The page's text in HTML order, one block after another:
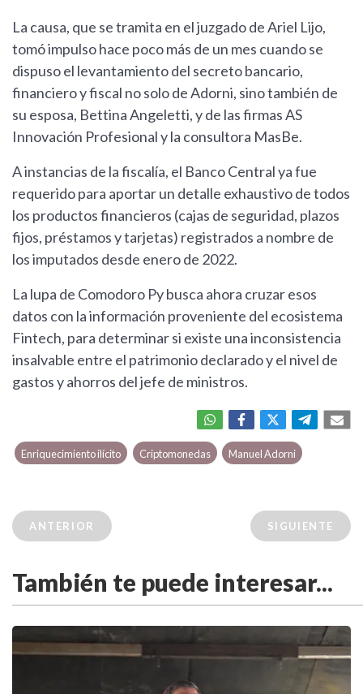
La causa, que se tramita en el juzgado de Ariel Lijo,
tomó impulso hace poco más de un mes cuando se
dispuso el levantamiento del secreto bancario,
financiero y fiscal no solo de Adorni, sino también de
su esposa, Bettina Angeletti, y de las firmas AS
Innovación Profesional y la consultora MasBe.
A instancias de la fiscalía, el Banco Central ya fue
requerido para aportar un detalle exhaustivo de todos
los productos financieros (cajas de seguridad, plazos
fijos, préstamos y tarjetas) registrados a nombre de
los imputados desde enero de 2022.
La lupa de Comodoro Py busca ahora cruzar esos
datos con la información proveniente del ecosistema
Fintech, para determinar si existe una inconsistencia
insalvable entre el patrimonio declarado y el nivel de
gastos y ahorros del jefe de ministros.
Enriquecimiento ilícito Criptomonedas Manuel Adorni
ANTERIOR SIGUIENTE
También te puede interesar...